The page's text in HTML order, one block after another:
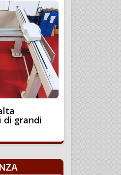
di grandi